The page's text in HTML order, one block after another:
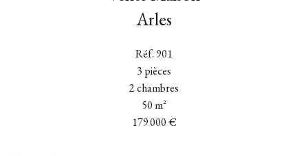
Arles
Réf. 901
3 pièces
2 chambres
50 m²
179 000 €